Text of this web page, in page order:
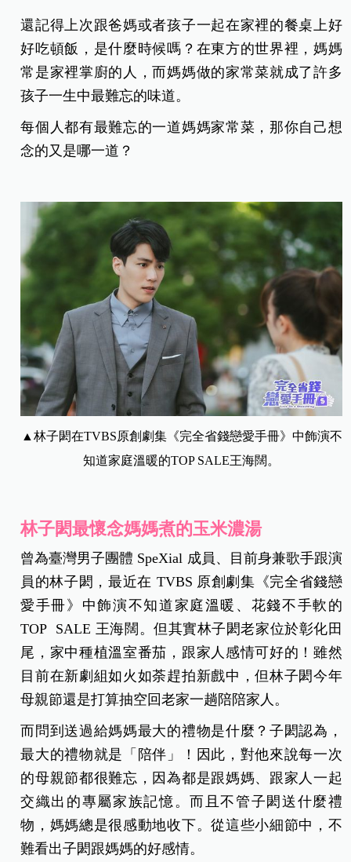
還記得上次跟爸媽或者孩子一起在家裡的餐桌上好
好吃頓飯，是什麼時候嗎？在東方的世界裡，媽媽
常是家裡掌廚的人，而媽媽做的家常菜就成了許多
孩子一生中最難忘的味道。
每個人都有最難忘的一道媽媽家常菜，那你自己想
念的又是哪一道？
▲林子閎在TVBS原創劇集《完全省錢戀愛手冊》中飾演不
知道家庭溫暖的TOP SALE王海闊。
林子閎最懷念媽媽煮的玉米濃湯
曾為臺灣男子團體 SpeXial 成員、目前身兼歌手跟演
員的林子閎，最近在 TVBS 原創劇集《完全省錢戀
愛手冊》中飾演不知道家庭溫暖、花錢不手軟的
TOP SALE 王海闊。但其實林子閎老家位於彰化田
尾，家中種植溫室番茄，跟家人感情可好的！雖然
目前在新劇組如火如荼趕拍新戲中，但林子閎今年
母親節還是打算抽空回老家一趟陪陪家人。
而問到送過給媽媽最大的禮物是什麼？子閎認為，
最大的禮物就是「陪伴」！因此，對他來說每一次
的母親節都很難忘，因為都是跟媽媽、跟家人一起
交織出的專屬家族記憶。而且不管子閎送什麼禮
物，媽媽總是很感動地收下。從這些小細節中，不
難看出子閎跟媽媽的好感情。